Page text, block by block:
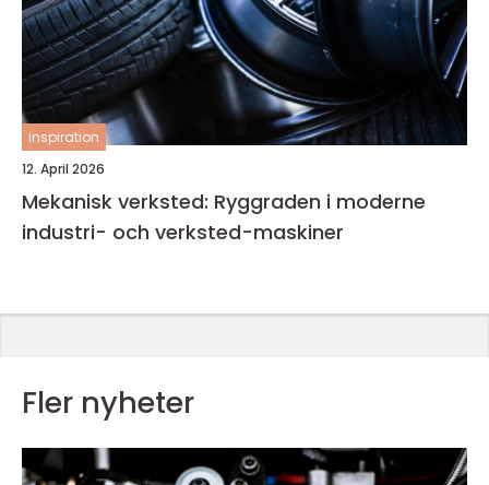
inspiration
12. April 2026
Mekanisk verksted: Ryggraden i moderne
industri- och verksted-maskiner
Fler nyheter